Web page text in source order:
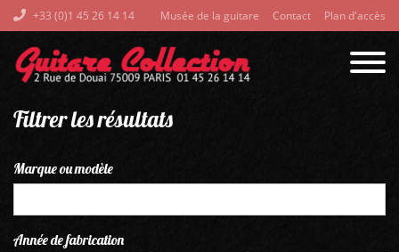
+33 (0)1 45 26 14 14 Musée de la guitare Contact Plan d'accès
Filtrer les résultats
Marque ou modèle
Année de fabrication